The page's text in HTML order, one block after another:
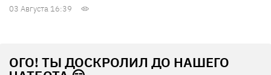
03 Августа 16:39
ОГО! ТЫ ДОСКРОЛИЛ ДО НАШЕГО